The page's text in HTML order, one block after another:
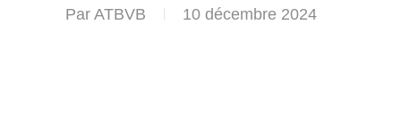
Par ATBVB 10 décembre 2024